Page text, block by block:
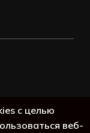
с целью
веб-